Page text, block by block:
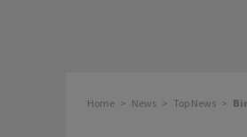
Home News Top News